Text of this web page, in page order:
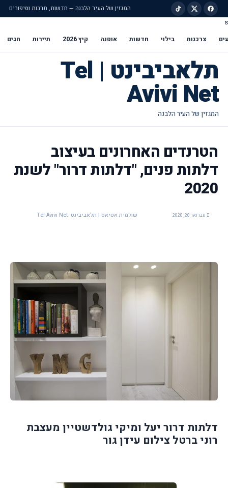
המגזין של העיר הלבנה — חדשות, תרבות וסיפורים
s
צרכנות בילוי חדשות אופנה קיץ 2026 תיירות חגים
תלאביבינט | Tel
Avivi Net
הטרנדים האחרונים בעיצוב
דלתות פנים, "דלתות דרור" לשנת
2020
פברואר 20, 2020 שולמית אטיאס | תלאביבינט -Tel Avivi Net
דלתות דרור יעל ומיקי גולדשטיין מעצבת
רוני ברטל צילום עידן גור